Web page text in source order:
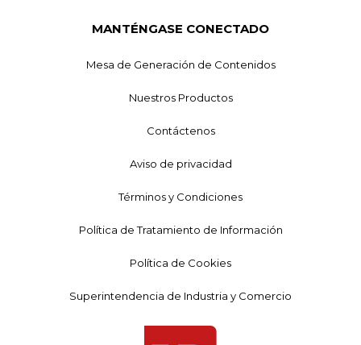
MANTÉNGASE CONECTADO
Mesa de Generación de Contenidos
Nuestros Productos
Contáctenos
Aviso de privacidad
Términos y Condiciones
Política de Tratamiento de Información
Política de Cookies
Superintendencia de Industria y Comercio